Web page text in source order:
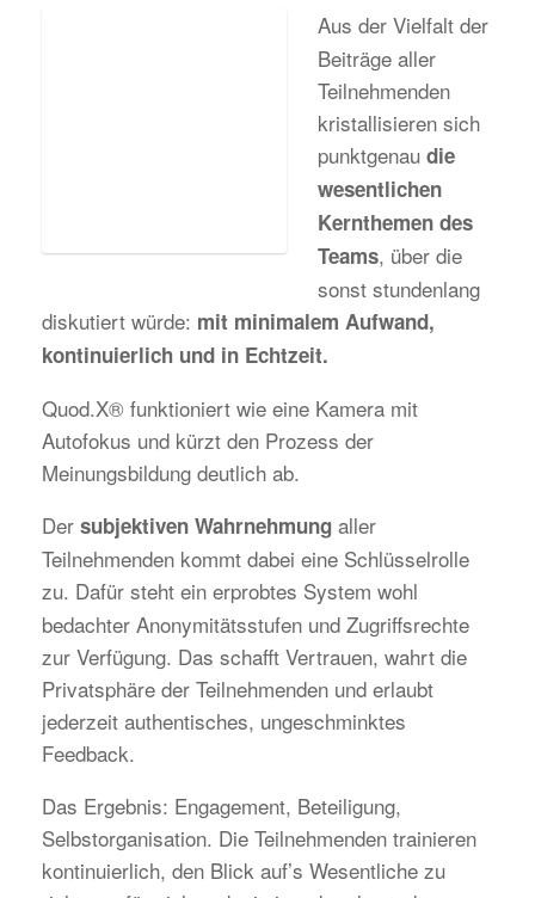
Aus der Vielfalt der
Beiträge aller
Teilnehmenden
kristallisieren sich
punktgenau die
wesentlichen
Kernthemen des
Teams, über die
sonst stundenlang
diskutiert würde: mit minimalem Aufwand,
kontinuierlich und in Echtzeit.
Quod.X® funktioniert wie eine Kamera mit
Autofokus und kürzt den Prozess der
Meinungsbildung deutlich ab.
Der subjektiven Wahrnehmung aller
Teilnehmenden kommt dabei eine Schlüsselrolle
zu. Dafür steht ein erprobtes System wohl
bedachter Anonymitätsstufen und Zugriffsrechte
zur Verfügung. Das schafft Vertrauen, wahrt die
Privatsphäre der Teilnehmenden und erlaubt
jederzeit authentisches, ungeschminktes
Feedback.
Das Ergebnis: Engagement, Beteiligung,
Selbstorganisation. Die Teilnehmenden trainieren
kontinuierlich, den Blick auf’s Wesentliche zu